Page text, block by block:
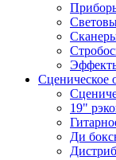
Сценическое
19"
Ди